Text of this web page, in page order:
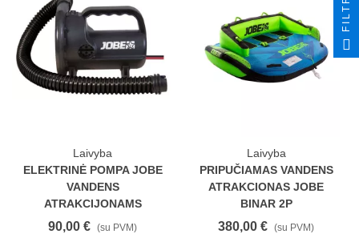
Laivyba
ELEKTRINĖ POMPA JOBE
VANDENS
ATRAKCIJONAMS
90,00 € (su PVM)
Laivyba
PRIPUČIAMAS VANDENS
ATRAKCIONAS JOBE
BINAR 2P
380,00 € (su PVM)